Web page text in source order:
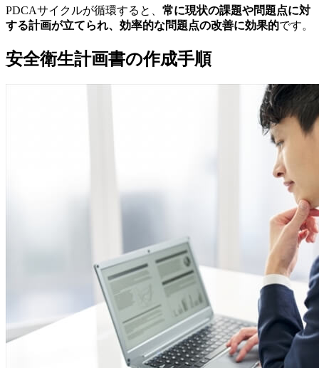
PDCAサイクルが循環すると、 常に現状の課題や問題点に対
する計画が立てられ、効率的な問題点の改善に効果的です。
安全衛生計画書の作成手順